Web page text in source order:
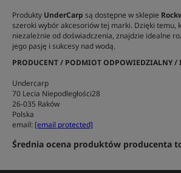
Produkty UnderCarp są dostępne w sklepie
szeroki wybór akcesoriów tej marki. Dzięki temu,
niezależnie od doświadczenia, znajdzie idealne
jego pasję i sukcesy nad wodą.
PRODUCENT / PODMIOT ODPOWIEDZIALNY /
Undercarp
70 Lecia Niepodległości28
26-035 Raków
Polska
email: [email protected]
Średnia ocena produktów producenta